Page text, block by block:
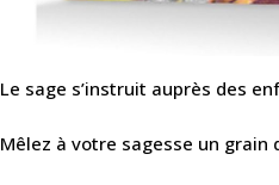
Le sage s’instruit auprès des
Mêlez à votre sagesse un grain